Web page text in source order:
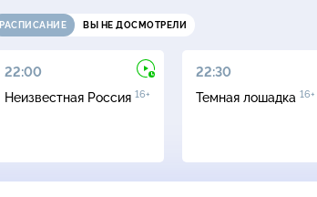
РАСПИСАНИЕ ВЫ НЕ ДОСМОТРЕЛИ
22:00
Неизвестная Россия 16+
22:30
Темная лошадка 16+